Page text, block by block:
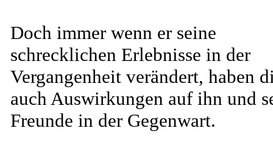
Doch immer wenn er seine
schrecklichen Erlebnisse in der
Vergangenheit verändert, haben
auch Auswirkungen auf ihn und
Freunde in der Gegenwart.